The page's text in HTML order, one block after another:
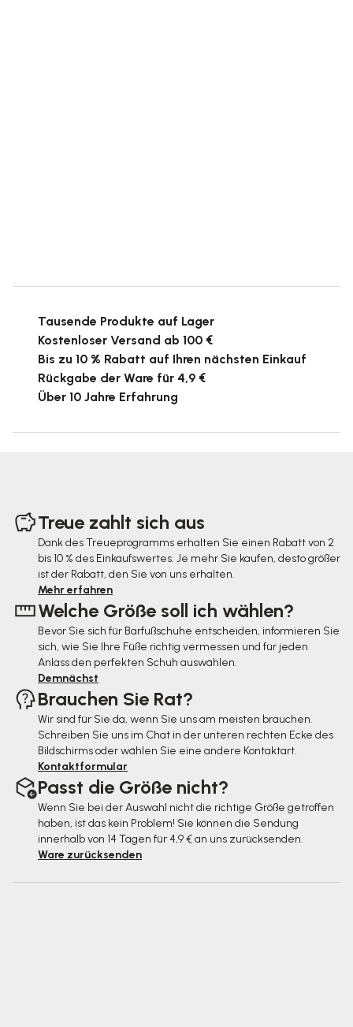
Tausende Produkte auf Lager
Kostenloser Versand ab 100 €
Bis zu 10 % Rabatt auf Ihren nächsten Einkauf
Rückgabe der Ware für 4,9 €
Über 10 Jahre Erfahrung
Treue zahlt sich aus
Dank des Treueprogramms erhalten Sie einen Rabatt von 2
bis 10 % des Einkaufswertes. Je mehr Sie kaufen, desto größer
ist der Rabatt, den Sie von uns erhalten.
Mehr erfahren
Welche Größe soll ich wählen?
Bevor Sie sich für Barfußschuhe entscheiden, informieren Sie
sich, wie Sie Ihre Füße richtig vermessen und für jeden
Anlass den perfekten Schuh auswählen.
Demnächst
Brauchen Sie Rat?
Wir sind für Sie da, wenn Sie uns am meisten brauchen.
Schreiben Sie uns im Chat in der unteren rechten Ecke des
Bildschirms oder wählen Sie eine andere Kontaktart.
Kontaktformular
Passt die Größe nicht?
Wenn Sie bei der Auswahl nicht die richtige Größe getroffen
haben, ist das kein Problem! Sie können die Sendung
innerhalb von 14 Tagen für 4,9 € an uns zurücksenden.
Ware zurücksenden